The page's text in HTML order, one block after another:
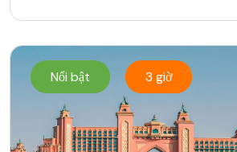
Nổi bật 3 giờ